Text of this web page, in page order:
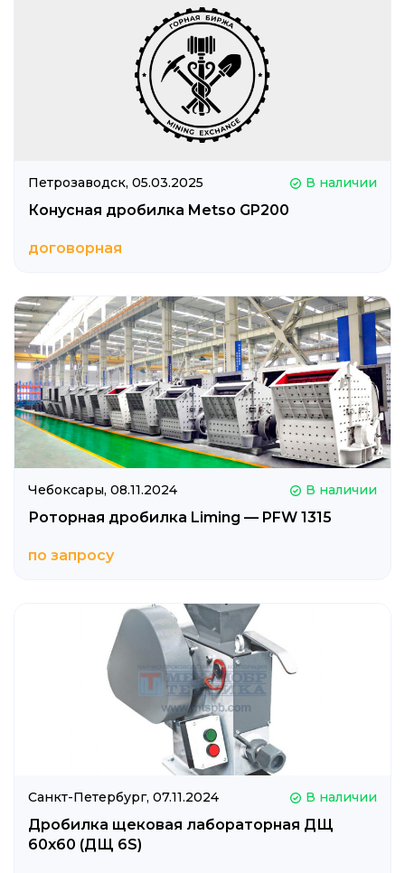
Петрозаводск, 05.03.2025 В наличии
Конусная дробилка Metso GP200
договорная
Чебоксары, 08.11.2024 В наличии
Роторная дробилка Liming — PFW 1315
по запросу
Санкт-Петербург, 07.11.2024 В наличии
Дробилка щековая лабораторная ДЩ
60х60 (ДЩ 6S)